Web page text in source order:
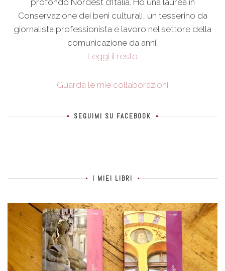
profondo Nordest d’Italia. Ho una laurea in
Conservazione dei beni culturali, un tesserino da
giornalista professionista e lavoro nel settore della
comunicazione da anni.
Leggi il resto
Guarda le mie collaborazioni
SEGUIMI SU FACEBOOK
I MIEI LIBRI